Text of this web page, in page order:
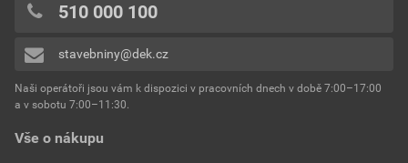
Vše o nákupu
510 000 100
stavebniny@dek.cz
Naši operátoři jsou vám k dispozici v pracovních dnech v době 7:00–17:00
a v sobotu 7:00–11:30.